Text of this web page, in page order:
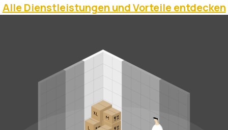
Alle Dienstleistungen und Vorteile entdecken